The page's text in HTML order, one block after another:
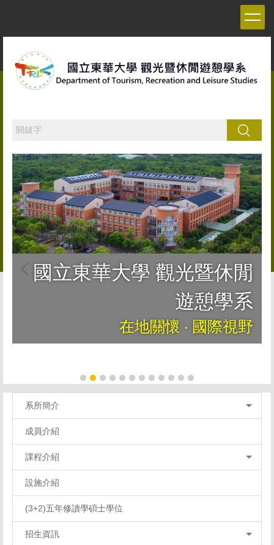
搜尋
國立東華大學 觀光暨休閒
遊憩學系
在地關懷 ‧ 國際視野
系所簡介
成員介紹
課程介紹
設施介紹
(3+2)五年修讀學碩士學位
招生資訊